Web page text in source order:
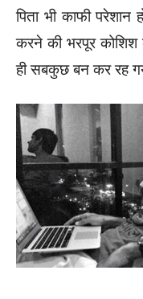
पिता भी काफी
करने की भरपूर
ही सबकुछ बन कर रह